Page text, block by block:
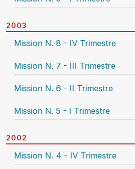
2003
Mission N. 8 - IV Trimestre
Mission N. 7 - III Trimestre
Mission N. 6 - II Trimestre
Mission N. 5 - I Trimestre
2002
Mission N. 4 - IV Trimestre